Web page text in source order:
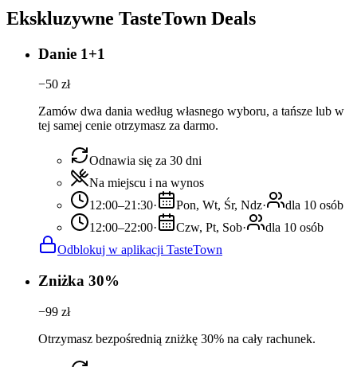
Ekskluzywne TasteTown Deals
Danie 1+1
−50 zł
Zamów dwa dania według własnego wyboru, a tańsze lub w
tej samej cenie otrzymasz za darmo.
Odnawia się za 30 dni
Na miejscu i na wynos
12:00–21:30· Pon, Wt, Śr, Ndz·
dla 10 osób
12:00–22:00· Czw, Pt, Sob·
dla 10 osób
Odblokuj w aplikacji TasteTown
Zniżka 30%
−99 zł
Otrzymasz bezpośrednią zniżkę 30% na cały rachunek.